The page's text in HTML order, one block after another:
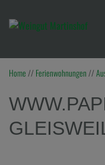
Home// Ferienwohnungen//